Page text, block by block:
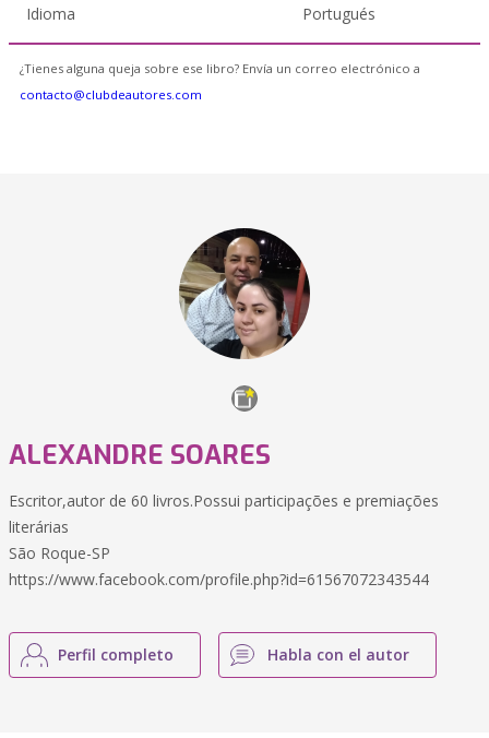
Idioma Portugués
¿Tienes alguna queja sobre ese libro? Envía un correo electrónico a
contacto@clubdeautores.com
ALEXANDRE SOARES
Escritor,autor de 60 livros.Possui participações e premiações
literárias
São Roque-SP
https://www.facebook.com/profile.php?id=61567072343544
Perfil completo Habla con el autor